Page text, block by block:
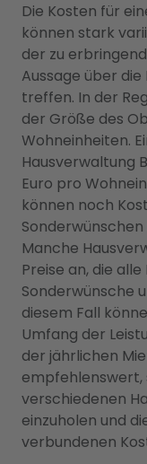
Die Kosten für
können stark
der zu
Aussage über
treffen. In der
der Größe des
Wohneinheiten.
Hausverwaltung
Euro pro
können noch
Manche
Preise an, die
Sonderwünsche
diesem Fall
Umfang der
der jährlichen
empfehlenswert,
verschiedenen
einzuholen und
verbundenen